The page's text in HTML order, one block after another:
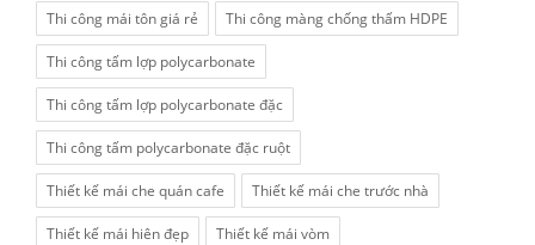
Thi công mái tôn giá rẻ Thi công màng chống thấm HDPE
Thi công tấm lợp polycarbonate
Thi công tấm lợp polycarbonate đặc
Thi công tấm polycarbonate đặc ruột
Thiết kế mái che quán cafe Thiết kế mái che trước nhà
Thiết kế mái hiên đẹp Thiết kế mái vòm